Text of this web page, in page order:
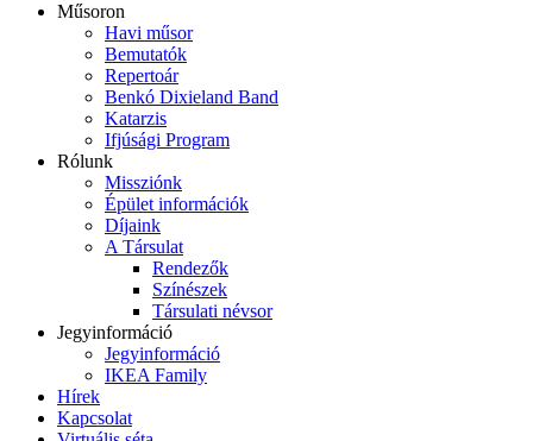
Műsoron
Havi műsor
Bemutatók
Repertoár
Benkó Dixieland Band
Katarzis
Ifjúsági Program
Rólunk
Missziónk
Épület információk
Díjaink
A Társulat
Rendezők
Színészek
Társulati névsor
Jegyinformáció
Jegyinformáció
IKEA Family
Hírek
Kapcsolat